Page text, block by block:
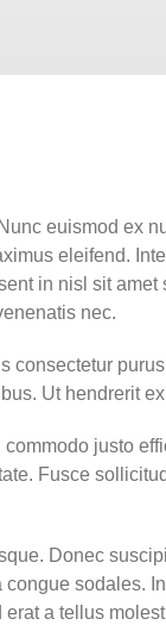
euismod ex
eleifend.
in nisl sit
nec.
consectetur
Ut hendrerit
justo
Fusce
Donec
sodales.
a tellus